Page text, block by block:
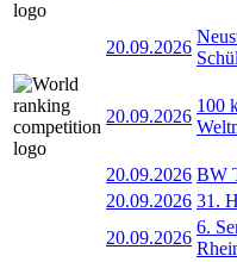
20.09.2026
20.09.2026
100
20.09.2026 BW
20.09.2026 31.
20.09.2026
6.